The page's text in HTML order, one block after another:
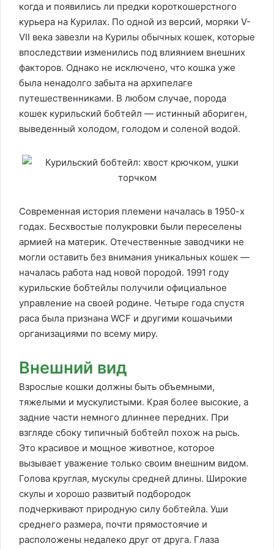
когда и появились ли предки короткошерстного
курьера на Курилах. По одной из версий, моряки V-
VII века завезли на Курилы обычных кошек, которые
впоследствии изменились под влиянием внешних
факторов. Однако не исключено, что кошка уже
была ненадолго забыта на архипелаге
путешественниками. В любом случае, порода
кошек курильский бобтейл — истинный абориген,
выведенный холодом, голодом и соленой водой.
Современная история племени началась в 1950-х
годах. Бесхвостые полукровки были переселены
армией на материк. Отечественные заводчики не
могли оставить без внимания уникальных кошек —
началась работа над новой породой. 1991 году
курильские бобтейлы получили официальное
управление на своей родине. Четыре года спустя
раса была признана WCF и другими кошачьими
организациями по всему миру.
Внешний вид
Взрослые кошки должны быть объемными,
тяжелыми и мускулистыми. Края более высокие, а
задние части немного длиннее передних. При
взгляде сбоку типичный бобтейл похож на рысь.
Это красивое и мощное животное, которое
вызывает уважение только своим внешним видом.
Голова круглая, мускулы средней длины. Широкие
скулы и хорошо развитый подбородок
подчеркивают природную силу бобтейла. Уши
среднего размера, почти прямостоячие и
расположены недалеко друг от друга. Глаза